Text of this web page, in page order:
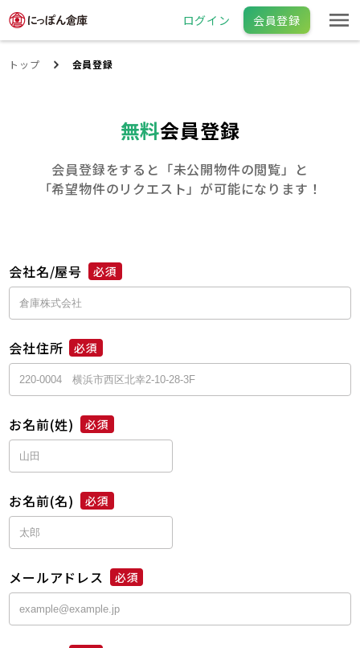
ログイン 会員登録
トップ 会員登録
無料会員登録
会員登録をすると「未公開物件の閲覧」と
「希望物件のリクエスト」が可能になります！
会社名/屋号 必須
会社住所 必須
お名前(姓) 必須
お名前(名) 必須
メールアドレス 必須